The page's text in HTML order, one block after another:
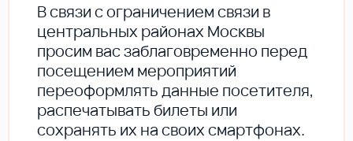
В cвязи с ограничением связи в
центральных районах Москвы
просим вас заблаговременно перед
посещением мероприятий
переоформлять данные посетителя,
распечатывать билеты или
сохранять их на своих смартфонах.